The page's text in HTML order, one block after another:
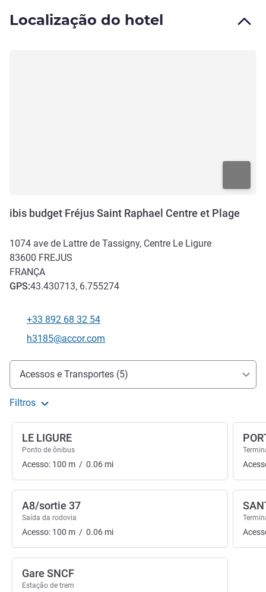
Localização do hotel
ibis budget Fréjus Saint Raphael Centre et Plage
1074 ave de Lattre de Tassigny, Centre Le Ligure
83600 FREJUS
FRANÇA
GPS:43.430713, 6.755274
Telefone
+33 892 68 32 54
E-mail de contacto
h3185@accor.com
Acesso e transporte
Acessos e Transportes (5)
Filtros
LE LIGURE
Ponto de ônibus
Acesso: 100 m / 0.06 mi
A8/sortie 37
Saída da rodovia
Acesso: 100 m / 0.06 mi
Gare SNCF
Estação de trem